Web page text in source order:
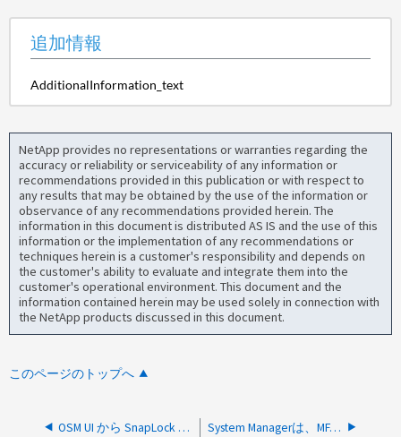
追加情報
AdditionalInformation_text
NetApp provides no representations or warranties regarding the
accuracy or reliability or serviceability of any information or
recommendations provided in this publication or with respect to
any results that may be obtained by the use of the information or
observance of any recommendations provided herein. The
information in this document is distributed AS IS and the use of this
information or the implementation of any recommendations or
techniques herein is a customer's responsibility and depends on
the customer's ability to evaluate and integrate them into the
customer's operational environment. This document and the
information contained herein may be used solely in connection with
the NetApp products discussed in this document.
このページのトップへ
OSM UI から SnapLock を管理できますか。 System Managerは、MFA（MultiFactor Authentication）を使用するように設定できますか。